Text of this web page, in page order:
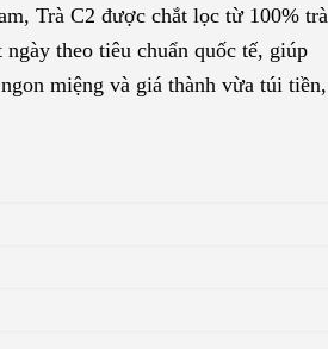
Trà C2 được chắt lọc từ 100% trà
theo tiêu chuẩn quốc tế, giúp
miệng và giá thành vừa túi tiền,